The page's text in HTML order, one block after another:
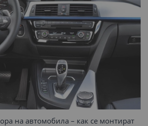
на автомобила – как се монтират